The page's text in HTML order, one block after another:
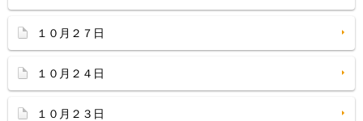
１０月２７日
１０月２４日
１０月２３日